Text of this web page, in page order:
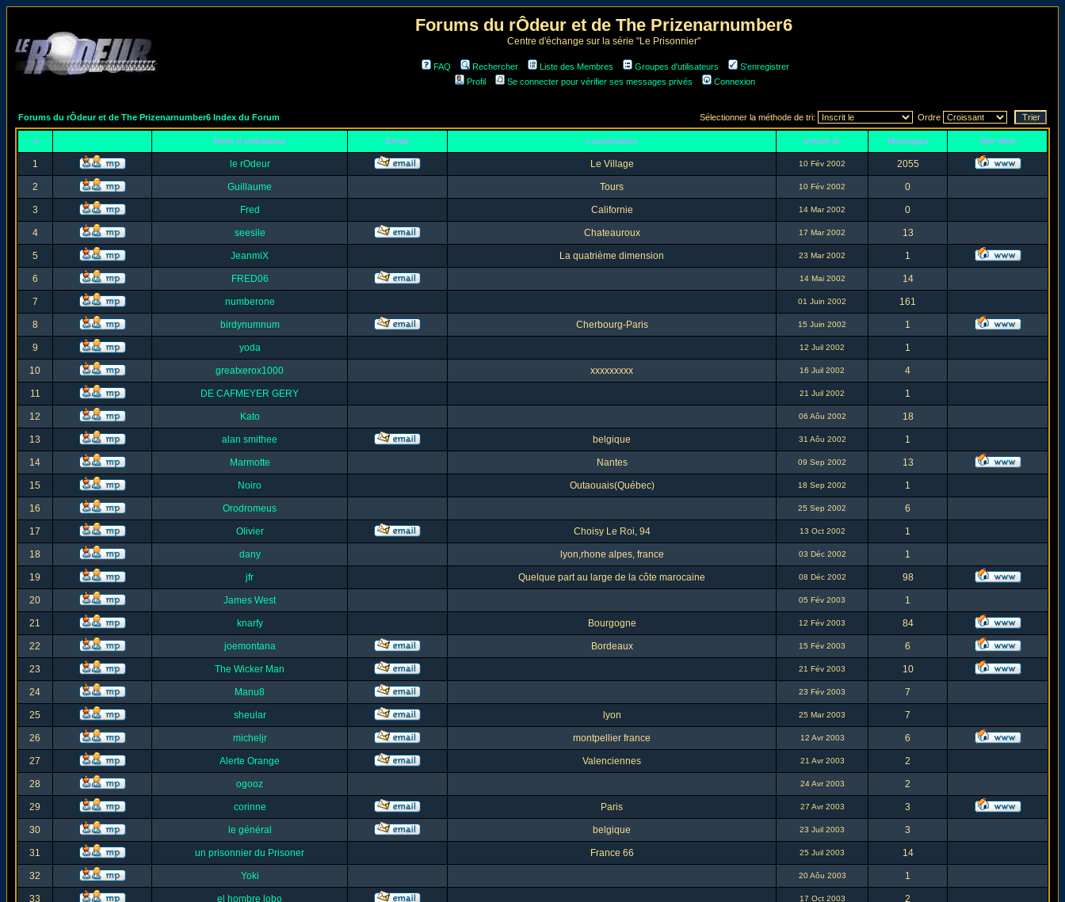
Forums du rÔdeur et de The Prizenarnumber6
Centre d'échange sur la série "Le Prisonnier"
FAQ Rechercher Liste des Membres Groupes d'utilisateurs
S'enregistrer
Profil
Se connecter pour vérifier ses messages privés Connexion
Forums du rÔdeur et de The Prizenarnumber6 Index du Forum Sélectionner la méthode de tri: Ordre
# Nom d'utilisateur Email Localisation Inscrit le Messages Site Web
1 le rOdeur Le Village 10 Fév 2002 2055
2 Guillaume Tours 10 Fév 2002 0
3 Fred Californie 14 Mar 2002 0
4 seesile Chateauroux 17 Mar 2002 13
5 JeanmiX La quatrième dimension 23 Mar 2002 1
6 FRED06 14 Mai 2002 14
7 numberone 01 Juin 2002 161
8 birdynumnum Cherbourg-Paris 15 Juin 2002 1
9 yoda 12 Juil 2002 1
10 greatxerox1000 xxxxxxxxx 16 Juil 2002 4
11 DE CAFMEYER GERY 21 Juil 2002 1
12 Kato 06 Aôu 2002 18
13 alan smithee belgique 31 Aôu 2002 1
14 Marmotte Nantes 09 Sep 2002 13
15 Noiro Outaouais(Québec) 18 Sep 2002 1
16 Orodromeus 25 Sep 2002 6
17 Olivier Choisy Le Roi, 94 13 Oct 2002 1
18 dany lyon,rhone alpes, france 03 Déc 2002 1
19 jfr Quelque part au large de la côte marocaine 08 Déc 2002 98
20 James West 05 Fév 2003 1
21 knarfy Bourgogne 12 Fév 2003 84
22 joemontana Bordeaux 15 Fév 2003 6
23 The Wicker Man 21 Fév 2003 10
24 Manu8 23 Fév 2003 7
25 sheular lyon 25 Mar 2003 7
26 micheljr montpellier france 12 Avr 2003 6
27 Alerte Orange Valenciennes 21 Avr 2003 2
28 ogooz 24 Avr 2003 2
29 corinne Paris 27 Avr 2003 3
30 le général belgique 23 Juil 2003 3
31 un prisonnier du Prisoner France 66 25 Juil 2003 14
32 Yoki 20 Aôu 2003 1
33 el hombre lobo 17 Oct 2003 2